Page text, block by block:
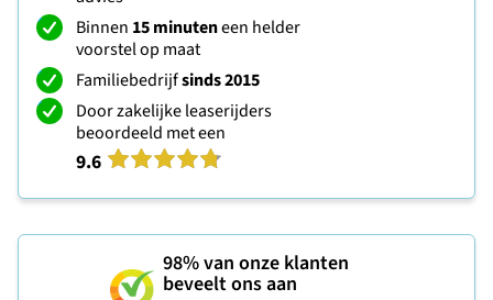
Binnen 15 minuteneen helder
voorstel op maat
Familiebedrijfsinds 2015
Door zakelijke leaserijders
beoordeeld met een
9.6
98%van onze klanten
beveelt ons aan